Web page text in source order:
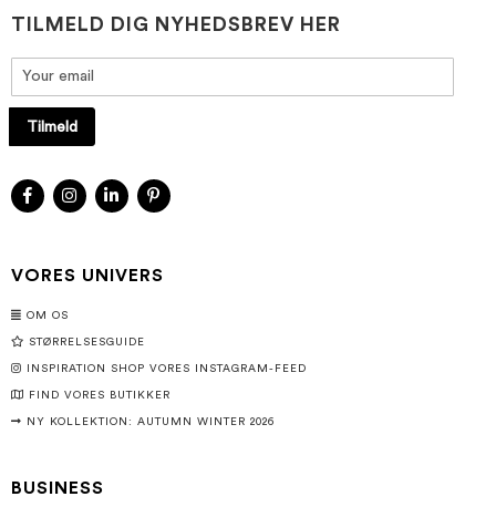
TILMELD DIG NYHEDSBREV HER
Tilmeld
VORES UNIVERS
OM OS
STØRRELSESGUIDE
INSPIRATION SHOP VORES INSTAGRAM-FEED
FIND VORES BUTIKKER
NY KOLLEKTION: AUTUMN WINTER 2026
BUSINESS